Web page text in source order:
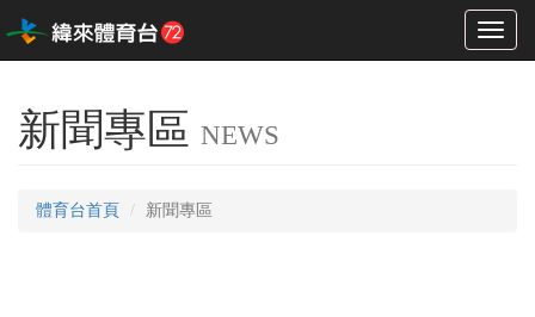
Toggle
新聞專區 NEWS
體育台首頁 新聞專區